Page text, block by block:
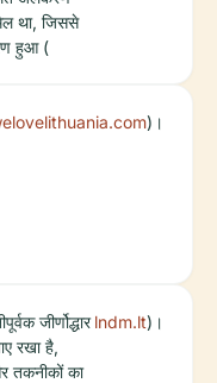
था, जिससे
हुआ (
)।
जीर्णोद्धार
रखा है,
तकनीकों का
lndm.lt)।